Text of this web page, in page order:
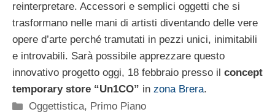
reinterpretare. Accessori e semplici oggetti che si
trasformano nelle mani di artisti diventando delle vere
opere d’arte perché tramutati in pezzi unici, inimitabili
e introvabili. Sarà possibile apprezzare questo
innovativo progetto oggi, 18 febbraio presso il concept
temporary store “Un1CO” in zona Brera.
Categorie
Oggettistica, Primo Piano